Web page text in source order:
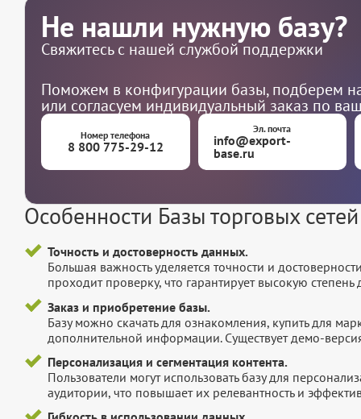
Не нашли нужную базу?
Свяжитесь с нашей службой поддержки
Поможем в конфигурации базы, подберем
или согласуем индивидуальный заказ по
Номер телефона
8 800 775-29-12
Эл. почта
info@export-
base.ru
Особенности Базы торговых сетей
Точность и достоверность данных.
Большая важность уделяется точности и
проходит проверку, что гарантирует высокую
Заказ и приобретение базы.
Базу можно скачать для ознакомления, купить для
дополнительной информации. Существует демо-
Персонализация и сегментация контента.
Пользователи могут использовать базу для
аудитории, что повышает их релевантность и